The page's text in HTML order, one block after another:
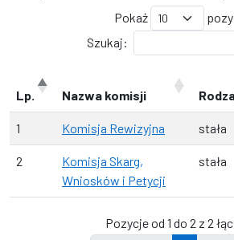
Pokaż
Szukaj:
Lp. Nazwa komisji
1 Komisja Rewizyjna stała
2
Komisja Skarg,
Wniosków i Petycji
stała
Pozycje od 1 do 2 z 2